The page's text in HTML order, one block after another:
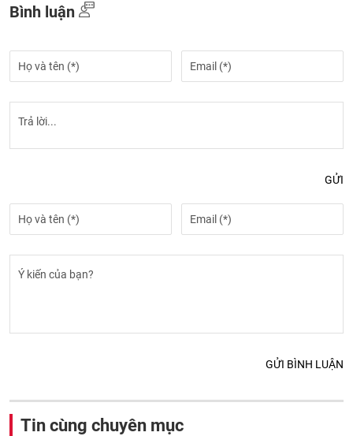
Bình luận
GỬI
GỬI BÌNH LUẬN
Tin cùng chuyên mục